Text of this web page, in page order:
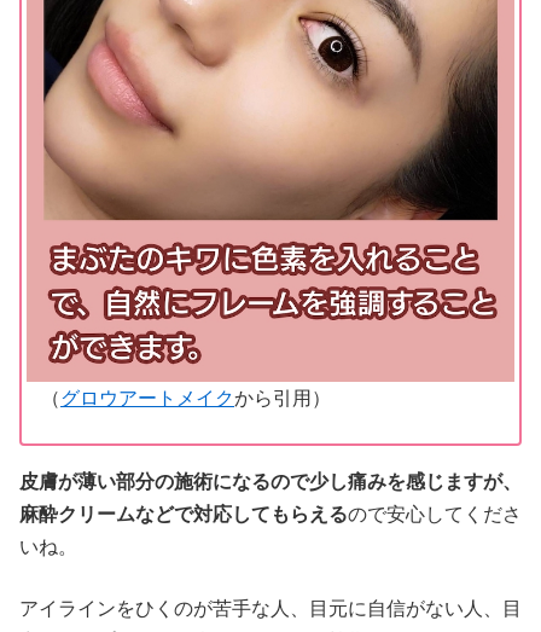
（グロウアートメイクから引用）
皮膚が薄い部分の施術になるので少し痛みを感じますが、
麻酔クリームなどで対応してもらえるので安心してくださ
いね。
アイラインをひくのが苦手な人、目元に自信がない人、目